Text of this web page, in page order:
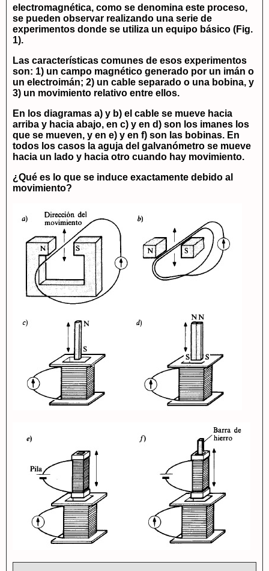
electromagnética, como se denomina este proceso,
se pueden observar realizando una serie de
experimentos donde se utiliza un equipo básico (Fig.
1).
Las características comunes de esos experimentos
son: 1) un campo magnético generado por un imán o
un electroimán; 2) un cable separado o una bobina, y
3) un movimiento relativo entre ellos.
En los diagramas a) y b) el cable se mueve hacia
arriba y hacia abajo, en c) y en d) son los imanes los
que se mueven, y en e) y en f) son las bobinas. En
todos los casos la aguja del galvanómetro se mueve
hacia un lado y hacia otro cuando hay movimiento.
¿Qué es lo que se induce exactamente debido al
movimiento?